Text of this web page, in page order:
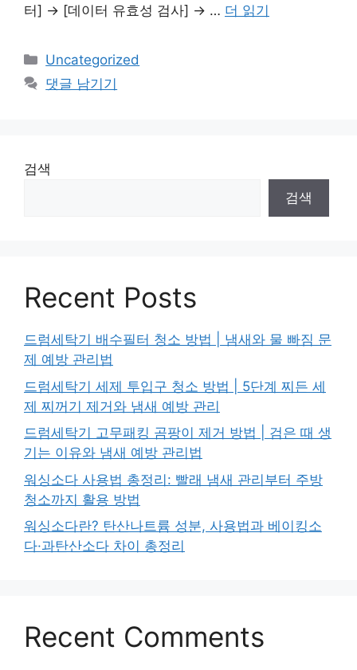
터] → [데이터 유효성 검사] → … 더 읽기
카
테
Uncategorized
댓글 남기기
검색
검색
Recent Posts
드럼세탁기 배수필터 청소 방법 | 냄새와 물 빠짐 문
제 예방 관리법
드럼세탁기 세제 투입구 청소 방법 | 5단계 찌든 세
제 찌꺼기 제거와 냄새 예방 관리
드럼세탁기 고무패킹 곰팡이 제거 방법 | 검은 때 생
기는 이유와 냄새 예방 관리법
워싱소다 사용법 총정리: 빨래 냄새 관리부터 주방
청소까지 활용 방법
워싱소다란? 탄산나트륨 성분, 사용법과 베이킹소
다·과탄산소다 차이 총정리
Recent Comments